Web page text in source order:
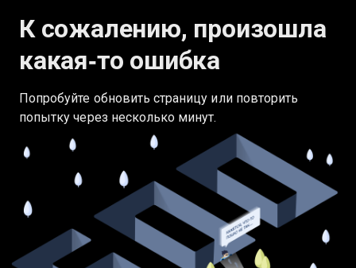
К сожалению, произошла
какая‑то ошибка
Попробуйте обновить страницу или повторить
попытку через несколько минут.